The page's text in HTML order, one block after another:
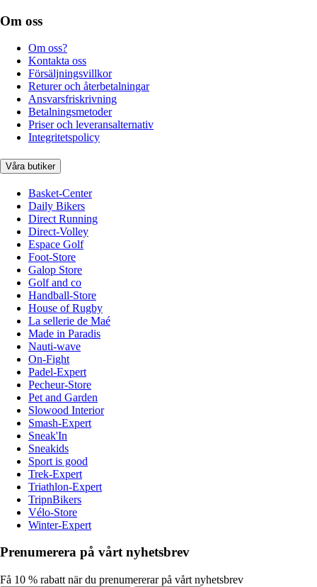
Om oss
Om oss?
Kontakta oss
Försäljningsvillkor
Returer och återbetalningar
Ansvarsfriskrivning
Betalningsmetoder
Priser och leveransalternativ
Integritetspolicy
Våra butiker
Basket-Center
Daily Bikers
Direct Running
Direct-Volley
Espace Golf
Foot-Store
Galop Store
Golf and co
Handball-Store
House of Rugby
La sellerie de Maé
Made in Paradis
Nauti-wave
On-Fight
Padel-Expert
Pecheur-Store
Pet and Garden
Slowood Interior
Smash-Expert
Sneak'In
Sneakids
Sport is good
Trek-Expert
Triathlon-Expert
TripnBikers
Vélo-Store
Winter-Expert
Prenumerera på vårt nyhetsbrev
Få 10 % rabatt när du prenumererar på vårt nyhetsbrev